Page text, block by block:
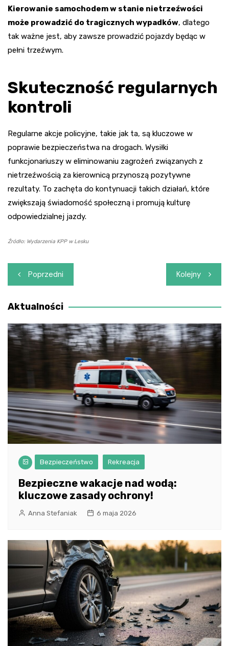
Kierowanie samochodem w stanie nietrzeźwości
może prowadzić do tragicznych wypadków, dlatego
tak ważne jest, aby zawsze prowadzić pojazdy będąc w
pełni trzeźwym.
Skuteczność regularnych
kontroli
Regularne akcje policyjne, takie jak ta, są kluczowe w
poprawie bezpieczeństwa na drogach. Wysiłki
funkcjonariuszy w eliminowaniu zagrożeń związanych z
nietrzeźwością za kierownicą przynoszą pozytywne
rezultaty. To zachęta do kontynuacji takich działań, które
zwiększają świadomość społeczną i promują kulturę
odpowiedzialnej jazdy.
Źródło: Wydarzenia KPP w Lesku
Nawigacja
wpisu
Poprzedni Kolejny
Aktualności
Bezpieczeństwo Rekreacja
Bezpieczne wakacje nad wodą:
kluczowe zasady ochrony!
Anna Stefaniak 6 maja 2026